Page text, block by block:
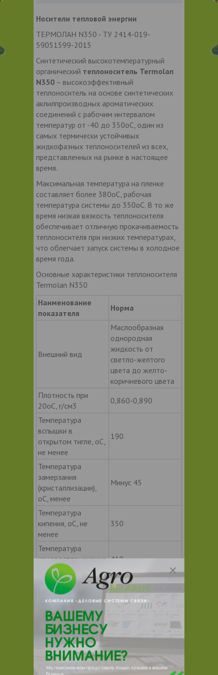
Носители тепловой энергии
ТЕРМОЛАН N350 - ТУ 2414-019-
59051599-2015
Синтетический высокотемпературный
органический теплоноситель Termolan
N350 – высокоэффективный
теплоноситель на основе синтетических
аклилпроизводных ароматических
соединений с рабочим интервалом
температур от -40 до 350оС, один из
самых термически устойчивых
жидкофазных теплоносителей из всех,
представленных на рынке в настоящее
время.
Максимальная температура на пленке
составляет более 380оС, рабочая
температура системы до 350оС. В то же
время низкая вязкость теплоносителя
обеспечивает отличную прокачиваемость
теплоносителя при низких температурах,
что облегчает запуск системы в холодное
время года.
Основные характеристики теплоносителя
Termolan N350
Наименование
показателя
Норма
Внешний вид
Маслообразная
однородная
жидкость от
светло-желтого
цвета до желто-
коричневого цвета
Плотность при
20оС, г/см3
0,860-0,890
Температура
вспышки в
открытом тигле, оС,
не менее
190
Температура
замерзания
(кристаллизации),
оС, менее
Минус 45
Температура
кипения, оС, не
менее
350
Температура
самовоспламенения,
оС. Не менее
410
Содержание влаги
Отсутствует
Вязкость при 40оС,
сСт (типичная)
18,80
Вязкость при
100оС, сСт
(типичная)
Теплоноситель ТЕРМОЛАН N350